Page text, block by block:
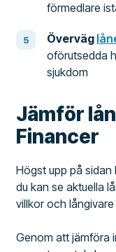
förmedlare
Överväg
oförutsedda
sjukdom
Jämför
Financer
Högst upp på
du kan se aktuella
villkor och
Genom att jämföra